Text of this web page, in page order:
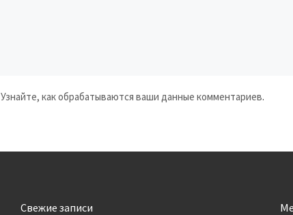
Узнайте, как обрабатываются ваши данные комментариев.
Свежие записи